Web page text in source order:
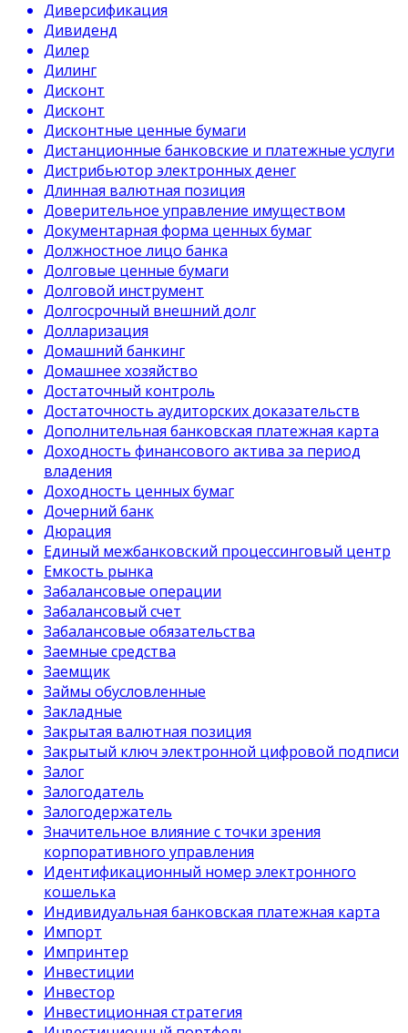
Диверсификация
Дивиденд
Дилер
Дилинг
Дисконт
Дисконт
Дисконтные ценные бумаги
Дистанционные банковские и платежные услуги
Дистрибьютор электронных денег
Длинная валютная позиция
Доверительное управление имуществом
Документарная форма ценных бумаг
Должностное лицо банка
Долговые ценные бумаги
Долговой инструмент
Долгосрочный внешний долг
Долларизация
Домашний банкинг
Домашнее хозяйство
Достаточный контроль
Достаточность аудиторских доказательств
Дополнительная банковская платежная карта
Доходность финансового актива за период
владения
Доходность ценных бумаг
Дочерний банк
Дюрация
Единый межбанковский процессинговый центр
Емкость рынка
Забалансовые операции
Забалансовый счет
Забалансовые обязательства
Заемные средства
Заемщик
Займы обусловленные
Закладные
Закрытая валютная позиция
Закрытый ключ электронной цифровой подписи
Залог
Залогодатель
Залогодержатель
Значительное влияние с точки зрения
корпоративного управления
Идентификационный номер электронного
кошелька
Индивидуальная банковская платежная карта
Импорт
Импринтер
Инвестиции
Инвестор
Инвестиционная стратегия